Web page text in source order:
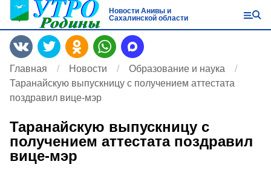
Новости Анивы и
Сахалинской области
Главная Новости
Образование и наука
Таранайскую выпускницу с получением аттестата
поздравил вице-мэр
Таранайскую выпускницу с
получением аттестата поздравил
вице-мэр